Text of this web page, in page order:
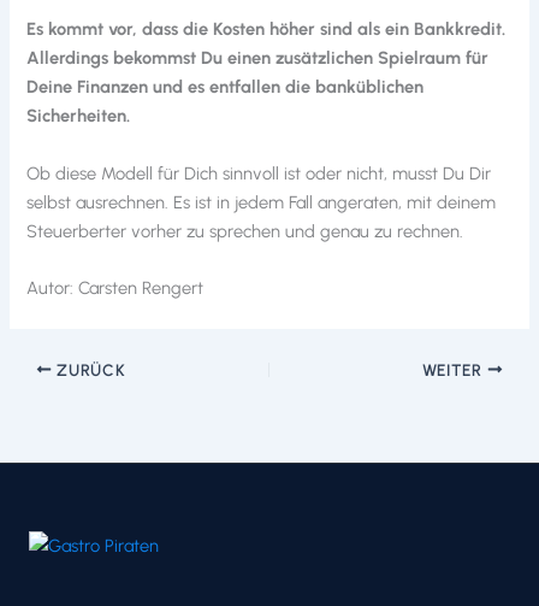
Es kommt vor, dass die Kosten höher sind als ein Bankkredit.
Allerdings bekommst Du einen zusätzlichen Spielraum für
Deine Finanzen und es entfallen die banküblichen
Sicherheiten.
Ob diese Modell für Dich sinnvoll ist oder nicht, musst Du Dir
selbst ausrechnen. Es ist in jedem Fall angeraten, mit deinem
Steuerberter vorher zu sprechen und genau zu rechnen.
Autor: Carsten Rengert
ZURÜCK WEITER